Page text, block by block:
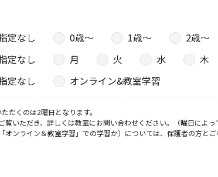
土 日
みはとビ
土
日
定なし 0歳〜 1歳〜 2歳〜
定なし 月 火 水 木
定なし オンライン&教室学習
だくのは2曜日となります。
いただき、詳しくは教室にお問い合わせください。（曜日によっ
ンライン＆教室学習」での学習か）については、保護者の方とご